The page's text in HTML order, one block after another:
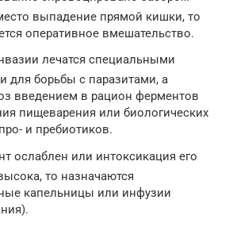
выпадение прямой кишки, то
оперативное вмешательство.
лечатся специальными
для борьбы с паразитами, а
введением в рацион ферментов
пищеварения или биологических
и пребиотиков.
ослаблен или интоксикация его
то назначаются
капельницы или инфузии